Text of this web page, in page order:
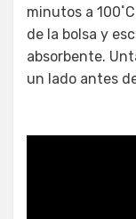
minutos a
de la bolsa y
absorbente.
un lado antes